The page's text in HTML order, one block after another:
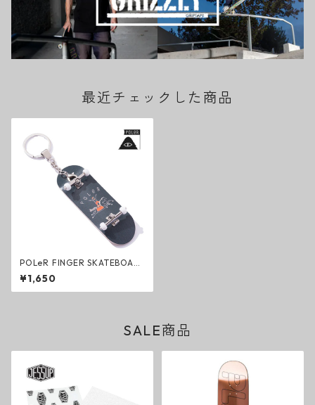
最近チェックした商品
POLeR FINGER SKATEBOAR
D KEY CHAIN BLACK スケー
トボード キーホルダー ブラッ
ク ポーラー
¥1,650
SALE商品